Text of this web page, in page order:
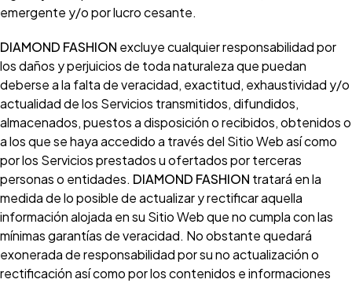
emergente y/o por lucro cesante.
DIAMOND FASHION excluye cualquier responsabilidad por
los daños y perjuicios de toda naturaleza que puedan
deberse a la falta de veracidad, exactitud, exhaustividad y/o
actualidad de los Servicios transmitidos, difundidos,
almacenados, puestos a disposición o recibidos, obtenidos o
a los que se haya accedido a través del Sitio Web así como
por los Servicios prestados u ofertados por terceras
personas o entidades. DIAMOND FASHION tratará en la
medida de lo posible de actualizar y rectificar aquella
información alojada en su Sitio Web que no cumpla con las
mínimas garantías de veracidad. No obstante quedará
exonerada de responsabilidad por su no actualización o
rectificación así como por los contenidos e informaciones